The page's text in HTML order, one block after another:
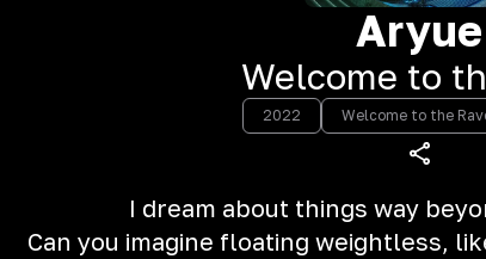
Aryue
Welcome to
2022 Welcome to the
I dream about things way
Can you imagine floating weightless,